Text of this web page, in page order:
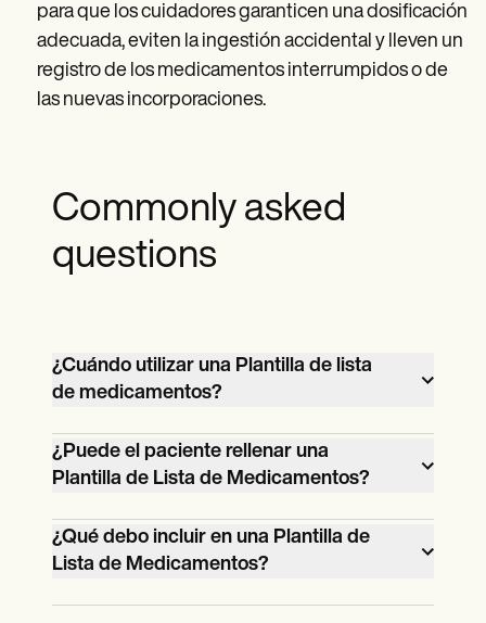
para que los cuidadores garanticen una dosificación
adecuada, eviten la ingestión accidental y lleven un
registro de los medicamentos interrumpidos o de
las nuevas incorporaciones.
Commonly asked
questions
¿Cuándo utilizar una Plantilla de lista
de medicamentos?
Utilice una Plantilla de lista de
medicamentos cuando evalúe las recetas
actuales de un paciente, sus alergias y el
cumplimiento del tratamiento. Esto ayuda
a prevenir interacciones adversas entre
medicamentos y garantiza una
documentación precisa de la historia
¿Puede el paciente rellenar una
Plantilla de Lista de Medicamentos?
Se recomienda que sólo los profesionales
de la salud rellenen la lista para garantizar
que el documento está autorizado. Sin
embargo, puede preguntar a sus
¿Qué debo incluir en una Plantilla de
Lista de Medicamentos?
Puede incluir la dosis exacta,